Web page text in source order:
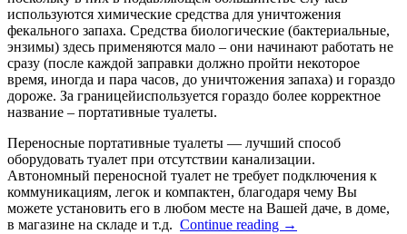
используются химические средства для уничтожения
фекального запаха. Средства биологические (бактериальные,
энзимы) здесь применяются мало – они начинают работать не
сразу (после каждой заправки должно пройти некоторое
время, иногда и пара часов, до уничтожения запаха) и гораздо
дороже. За границейиспользуется гораздо более корректное
название – портативные туалеты.
Переносные портативные туалеты — лучший способ
оборудовать туалет при отсутствии канализации.
Автономный переносной туалет не требует подключения к
коммуникациям, легок и компактен, благодаря чему Вы
можете установить его в любом месте на Вашей даче, в доме,
в магазине на складе и т.д. Continue reading →